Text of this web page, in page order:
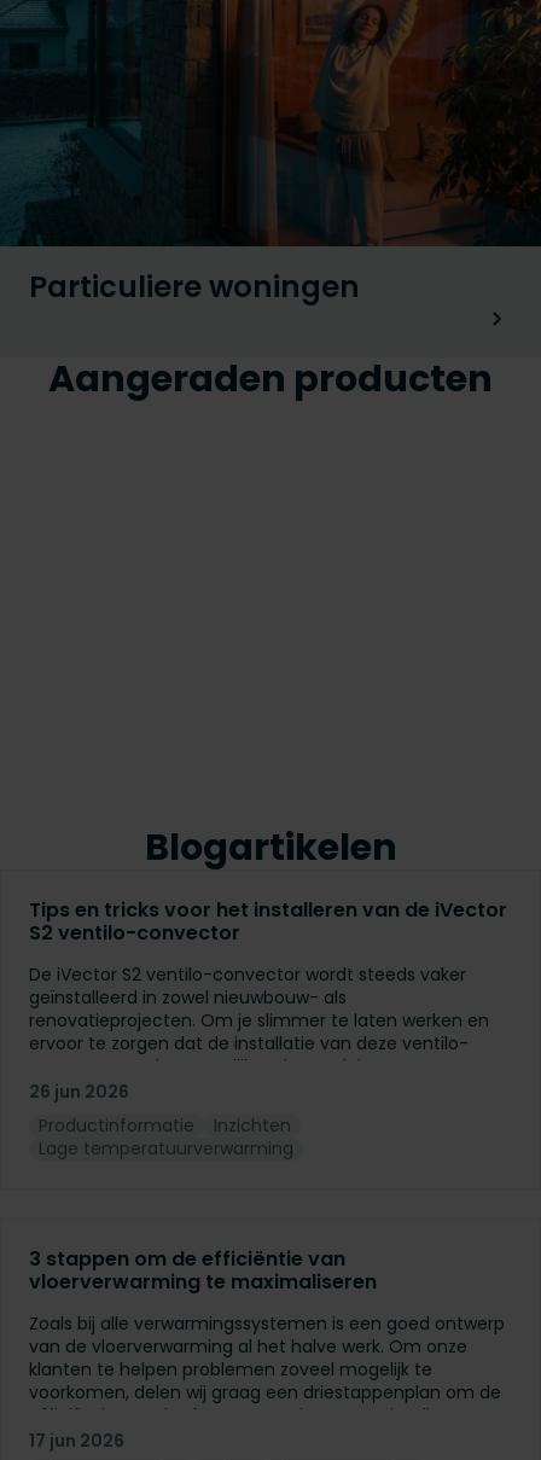
Particuliere woningen
Aangeraden producten
Blogartikelen
Tips en tricks voor het installeren van de iVector
S2 ventilo-convector
De iVector S2 ventilo-convector wordt steeds vaker
geïnstalleerd in zowel nieuwbouw- als
renovatieprojecten. Om je slimmer te laten werken en
ervoor te zorgen dat de installatie van deze ventilo-
convector zo vlot mogelijk verloopt, delen we graag
enkele snelle tips en tricks op basis van veelgestelde
26 jun 2026
Productinformatie
Inzichten
Lage temperatuurverwarming
3 stappen om de efficiëntie van
vloerverwarming te maximaliseren
Zoals bij alle verwarmingssystemen is een goed ontwerp
van de vloerverwarming al het halve werk. Om onze
klanten te helpen problemen zoveel mogelijk te
voorkomen, delen wij graag een driestappenplan om de
efficiëntie van de vloerverwarming te maximaliseren.
17 jun 2026